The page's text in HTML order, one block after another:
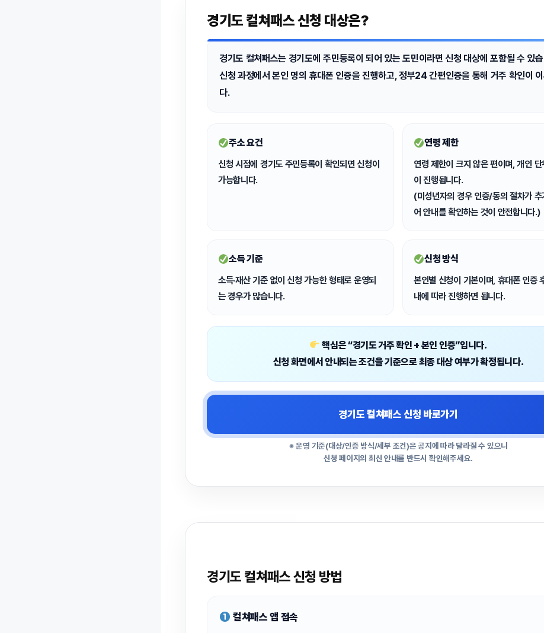
경기도 컬쳐패스 신청 대상은?
경기도 컬쳐패스는 경기도에 주민등록이 되어 있는 도민이라면 신청 대상에 포함될 수 있
신청 과정에서본인 명의 휴대폰 인증을 진행하고,정부24 간편인증을 통해 거주 확인이 이
다.
주소 요건
신청 시점에 경기도 주민등록이 확인되면 신청이
가능합니다.
연령 제한
연령 제한이 크지 않은 편이며, 개인
이 진행됩니다.
(미성년자의 경우 인증/동의 절차가 추
어 안내를 확인하는 것이 안전합니다.)
소득 기준
소득·재산 기준 없이 신청 가능한 형태로 운영되
는 경우가 많습니다.
신청 방식
본인별 신청이 기본이며, 휴대폰 인증
내에 따라 진행하면 됩니다.
핵심은 “경기도 거주 확인 + 본인 인증”입니다.
신청 화면에서 안내되는 조건을 기준으로 최종 대상 여부가 확정됩니다.
경기도 컬쳐패스 신청 바로가기
※ 운영 기준(대상/인증 방식/세부 조건)은 공지에 따라 달라질 수 있으니
신청 페이지의 최신 안내를 반드시 확인해주세요.
경기도 컬쳐패스 신청 방법
컬쳐패스 앱 접속